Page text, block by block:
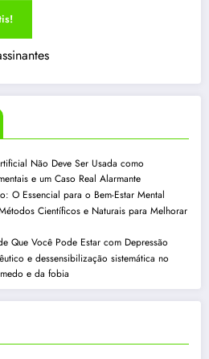
Não Deve Ser Usada como
e um Caso Real Alarmante
O Essencial para o Bem-Estar Mental
Científicos e Naturais para Melhorar
Que Você Pode Estar com Depressão
e dessensibilização sistemática no
e da fobia